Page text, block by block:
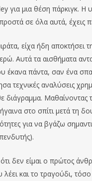
για μια θέση πάρκιγκ.
σε όλα αυτά, έχεις
είχα ήδη
Αυτά τα αισθήματα
πάντα, σαν ένα
τεχνικές αναλύσεις
διάγραμμα.
στο σπίτι μετά τη
για να βγάζω
δεν είμαι ο πρώτος
λέει και το τραγούδι,